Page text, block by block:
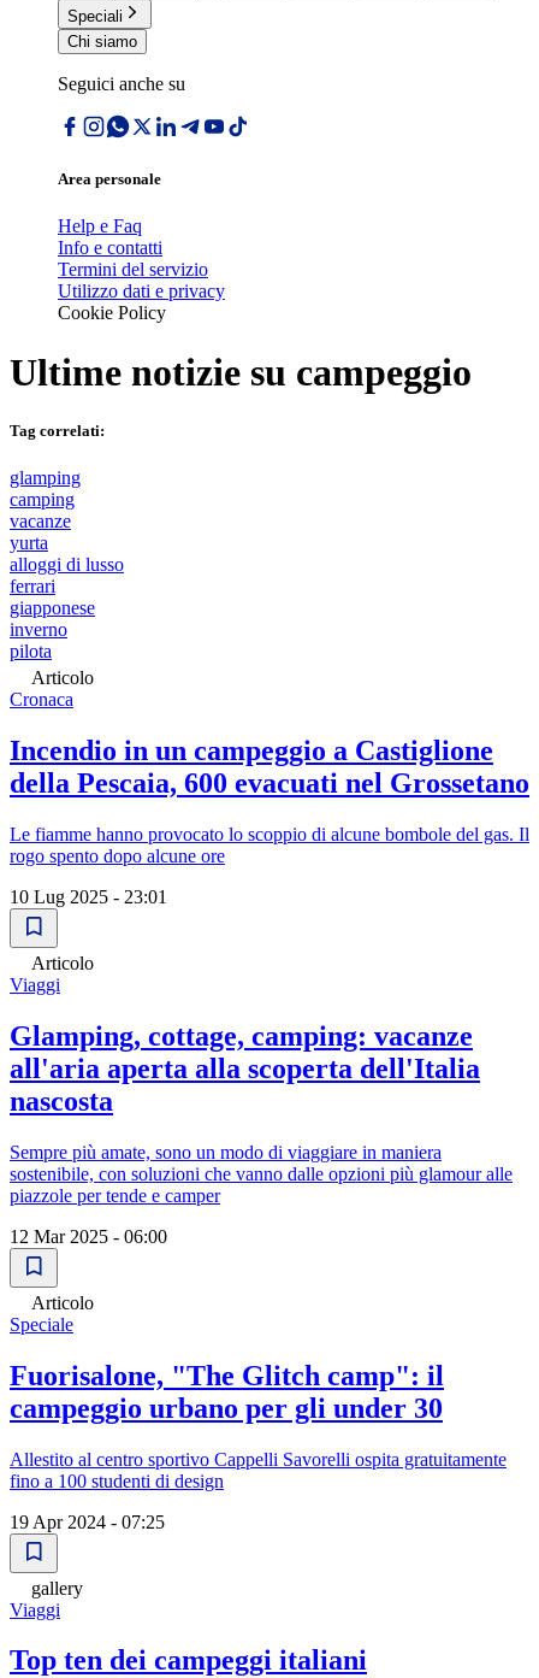
Speciali
Chi siamo
Seguici anche su
Area personale
Help e Faq
Info e contatti
Termini del servizio
Utilizzo dati e privacy
Cookie Policy
Ultime notizie su campeggio
Tag correlati:
glamping
camping
vacanze
yurta
alloggi di lusso
ferrari
giapponese
inverno
pilota
Articolo
Cronaca
Incendio in un campeggio a Castiglione
della Pescaia, 600 evacuati nel Grossetano
Le fiamme hanno provocato lo scoppio di alcune bombole del gas. Il
rogo spento dopo alcune ore
10 Lug 2025 - 23:01
Articolo
Viaggi
Glamping, cottage, camping: vacanze
all'aria aperta alla scoperta dell'Italia
nascosta
Sempre più amate, sono un modo di viaggiare in maniera
sostenibile, con soluzioni che vanno dalle opzioni più glamour alle
piazzole per tende e camper
12 Mar 2025 - 06:00
Articolo
Speciale
Fuorisalone, "The Glitch camp": il
campeggio urbano per gli under 30
Allestito al centro sportivo Cappelli Savorelli ospita gratuitamente
fino a 100 studenti di design
19 Apr 2024 - 07:25
gallery
Viaggi
Top ten dei campeggi italiani